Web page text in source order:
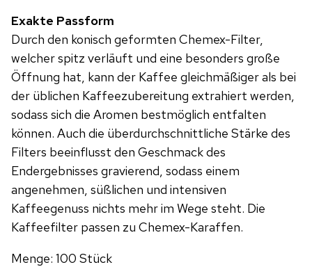
Exakte Passform
Durch den konisch geformten Chemex-Filter,
welcher spitz verläuft und eine besonders große
Öffnung hat, kann der Kaffee gleichmäßiger als bei
der üblichen Kaffeezubereitung extrahiert werden,
sodass sich die Aromen bestmöglich entfalten
können. Auch die überdurchschnittliche Stärke des
Filters beeinflusst den Geschmack des
Endergebnisses gravierend, sodass einem
angenehmen, süßlichen und intensiven
Kaffeegenuss nichts mehr im Wege steht. Die
Kaffeefilter passen zu Chemex-Karaffen.
Menge: 100 Stück